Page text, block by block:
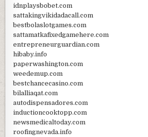
idnplaysbobet.com
sattakingvikidadacall.com
bestbolaslotgames.com
sattamatkafixedgamehere.com
entrepreneurguardian.com
hibaby.info
paperwashington.com
weedemup.com
bestchancecasino.com
bilalliaqat.com
autodispensadores.com
inductioncooktopp.com
newsmedicaltoday.com
roofingnevada.info